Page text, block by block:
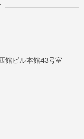
館ビル本館43号室